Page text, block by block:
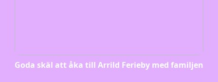
Goda skäl att åka till Arrild Ferieby med familjen